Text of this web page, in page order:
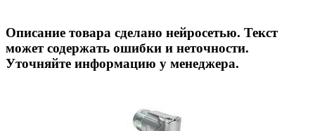
Описание товара сделано нейросетью. Текст
может содержать ошибки и неточности.
Уточняйте информацию у менеджера.